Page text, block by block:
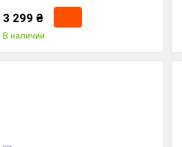
3 299 ₴
В наличии